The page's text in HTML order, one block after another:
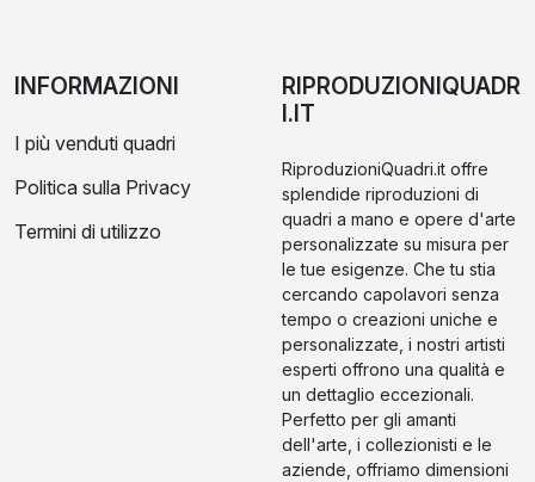
INFORMAZIONI
I più venduti quadri
Politica sulla Privacy
Termini di utilizzo
RIPRODUZIONIQUADR
I.IT
RiproduzioniQuadri.it offre
splendide riproduzioni di
quadri a mano e opere d'arte
personalizzate su misura per
le tue esigenze. Che tu stia
cercando capolavori senza
tempo o creazioni uniche e
personalizzate, i nostri artisti
esperti offrono una qualità e
un dettaglio eccezionali.
Perfetto per gli amanti
dell'arte, i collezionisti e le
aziende, offriamo dimensioni